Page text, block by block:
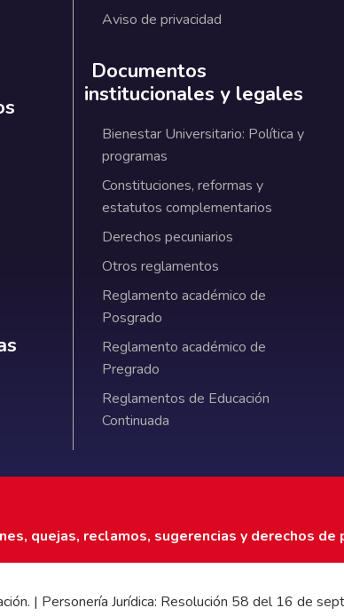
institucionales
Aviso de privacidad
Documentos
institucionales y legales
Bienestar Universitario: Política y
programas
Constituciones, reformas y
estatutos complementarios
Derechos pecuniarios
Otros reglamentos
Reglamento académico de
Posgrado
Reglamento académico de
Pregrado
Reglamentos de Educación
Continuada
quejas, reclamos, sugerencias y derechos de
| Personería Jurídica: Resolución 58 del 16 de